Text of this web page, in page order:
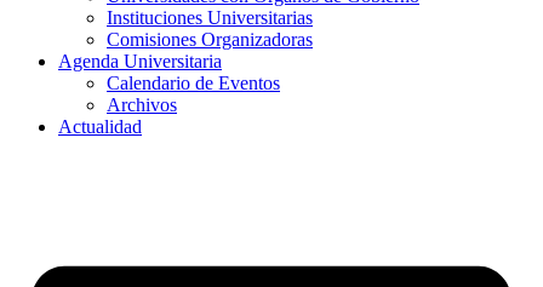
Instituciones Universitarias
Comisiones Organizadoras
Agenda Universitaria
Calendario de Eventos
Archivos
Actualidad